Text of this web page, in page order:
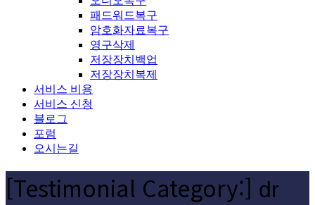
패드워드복구
암호화자료복구
영구삭제
저장장치백업
저장장치복제
서비스 비용
서비스 신청
블로그
포럼
오시는길
[Testimonial Category:] dr